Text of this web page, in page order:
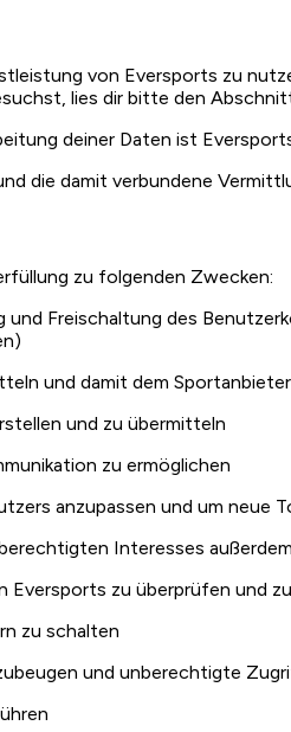
von Eversports zu
lies dir bitte den
deiner Daten ist
die damit verbundene
zu folgenden Zwecken:
Freischaltung des
und damit dem
und zu übermitteln
zu ermöglichen
anzupassen und um neue
Interesses
zu überprüfen und
zu schalten
und unberechtigte